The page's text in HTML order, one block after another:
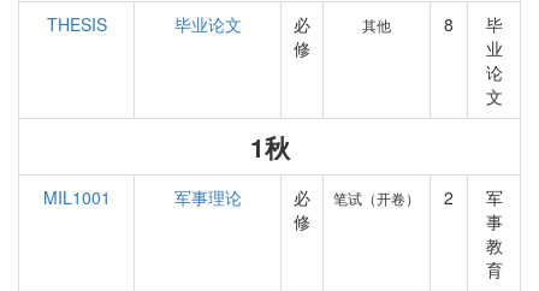
THESIS 毕业论文
必
修
其他 8
毕
业
论
文
1秋
MIL1001 军事理论
必
修
笔试（开卷） 2
军
事
教
育